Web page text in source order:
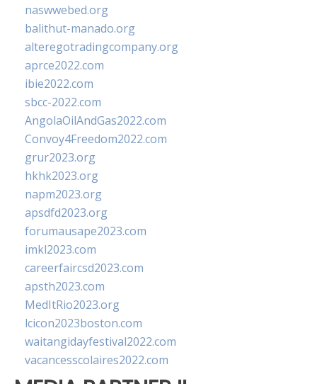
naswwebed.org
balithut-manado.org
alteregotradingcompany.org
aprce2022.com
ibie2022.com
sbcc-2022.com
AngolaOilAndGas2022.com
Convoy4Freedom2022.com
grur2023.org
hkhk2023.org
napm2023.org
apsdfd2023.org
forumausape2023.com
imkl2023.com
careerfaircsd2023.com
apsth2023.com
MedItRio2023.org
lcicon2023boston.com
waitangidayfestival2022.com
vacancesscolaires2022.com